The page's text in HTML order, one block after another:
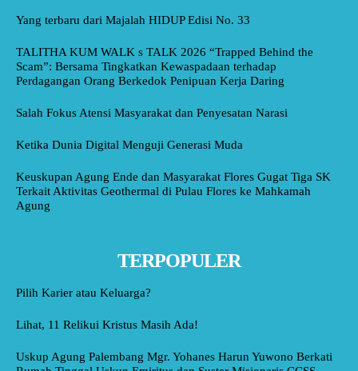
Yang terbaru dari Majalah HIDUP Edisi No. 33
TALITHA KUM WALK s TALK 2026 “Trapped Behind the
Scam”: Bersama Tingkatkan Kewaspadaan terhadap
Perdagangan Orang Berkedok Penipuan Kerja Daring
Salah Fokus Atensi Masyarakat dan Penyesatan Narasi
Ketika Dunia Digital Menguji Generasi Muda
Keuskupan Agung Ende dan Masyarakat Flores Gugat Tiga SK
Terkait Aktivitas Geothermal di Pulau Flores ke Mahkamah
Agung
TERPOPULER
Pilih Karier atau Keluarga?
Lihat, 11 Relikui Kristus Masih Ada!
Uskup Agung Palembang Mgr. Yohanes Harun Yuwono Berkati